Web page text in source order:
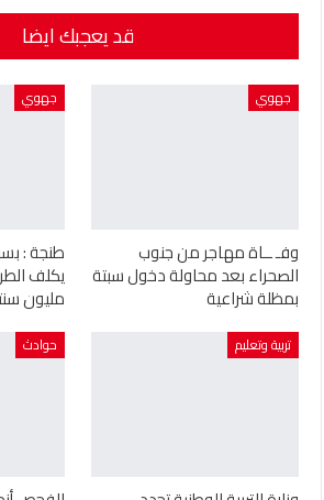
قد يعجبك ايضا
جهوي
وفـ ــاة مهاجر من جنوب
الصحراء بعد محاولة دخول سبتة
بمظلة شراعية
جهوي
طنجة :
مليون
تربية وتعليم حوادث